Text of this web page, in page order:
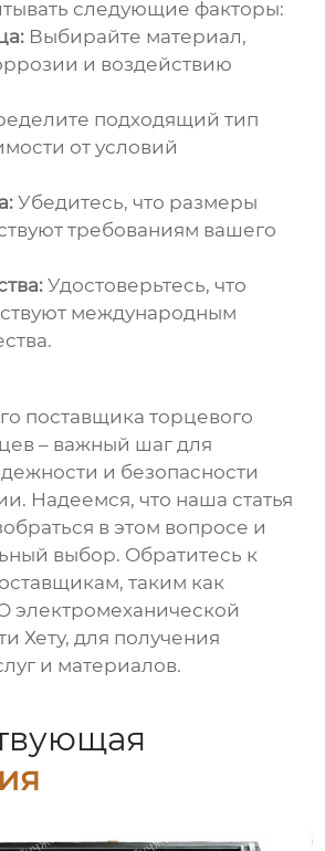
следующие факторы:
Выбирайте материал,
и воздействию
подходящий тип
от условий
Убедитесь, что размеры
требованиям вашего
Удостоверьтесь, что
международным
поставщика торцевого
– важный шаг для
и безопасности
Надеемся, что наша статья
в этом вопросе и
выбор. Обратитесь к
таким как
электромеханической
Хету, для получения
и материалов.